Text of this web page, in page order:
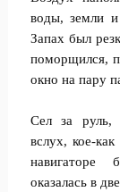
воды, земли и
Запах был
поморщился,
окно на пару
Сел за руль,
вслух, кое-
навигаторе
оказалась в